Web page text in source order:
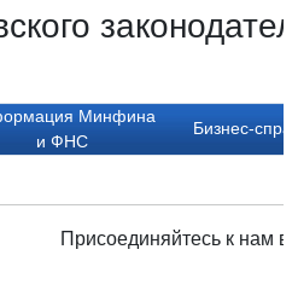
Минфина
и ФНС
Бизнес-
Присоединяйтесь к нам в: